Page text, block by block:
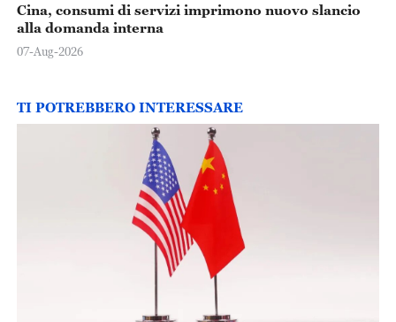
Cina, consumi di servizi imprimono nuovo slancio
alla domanda interna
07-Aug-2026
TI POTREBBERO INTERESSARE